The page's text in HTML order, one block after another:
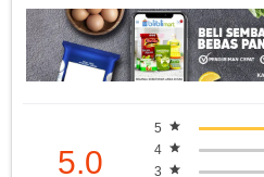
5.0
5
4
3